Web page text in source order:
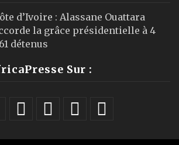
d’Ivoire : Alassane Ouattara
la grâce présidentielle à 4
détenus
Sur :